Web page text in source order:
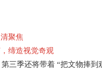
聚焦
缔造视觉奇观
三季还将带着 “把文物捧到